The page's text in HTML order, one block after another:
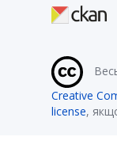
Creative
license,